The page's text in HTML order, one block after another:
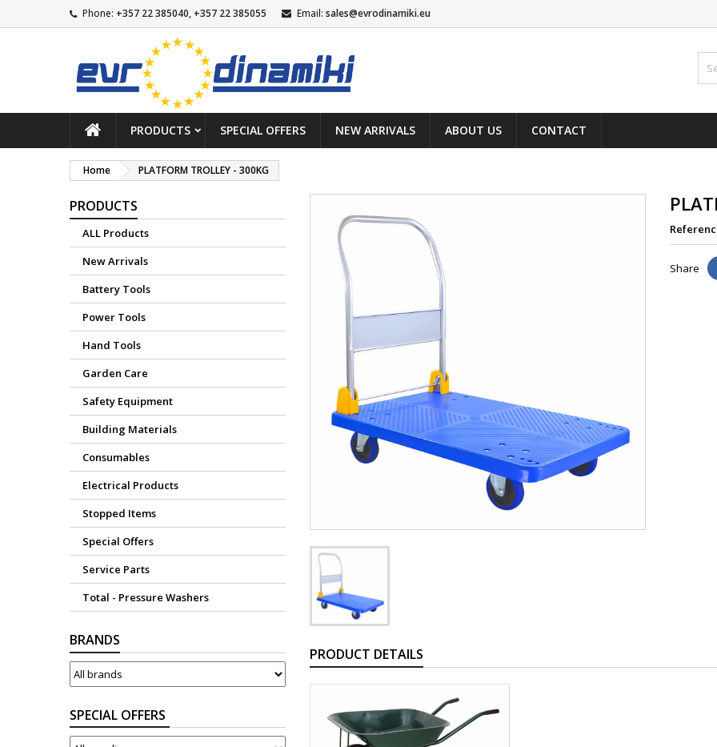
Phone: +357 22 385040, +357 22 385055 Email: sales@evrodinamiki.eu
PRODUCTS SPECIAL OFFERS NEW ARRIVALS ABOUT US CONTACT
Home PLATFORM TROLLEY - 300KG
PRODUCTS
ALL Products
New Arrivals
Battery Tools
Power Tools
Hand Tools
Garden Care
Safety Equipment
Building Materials
Consumables
Electrical Products
Stopped Items
Special Offers
Service Parts
Total - Pressure Washers
BRANDS
SUPPLIERS
Share
PRODUCT DETAILS